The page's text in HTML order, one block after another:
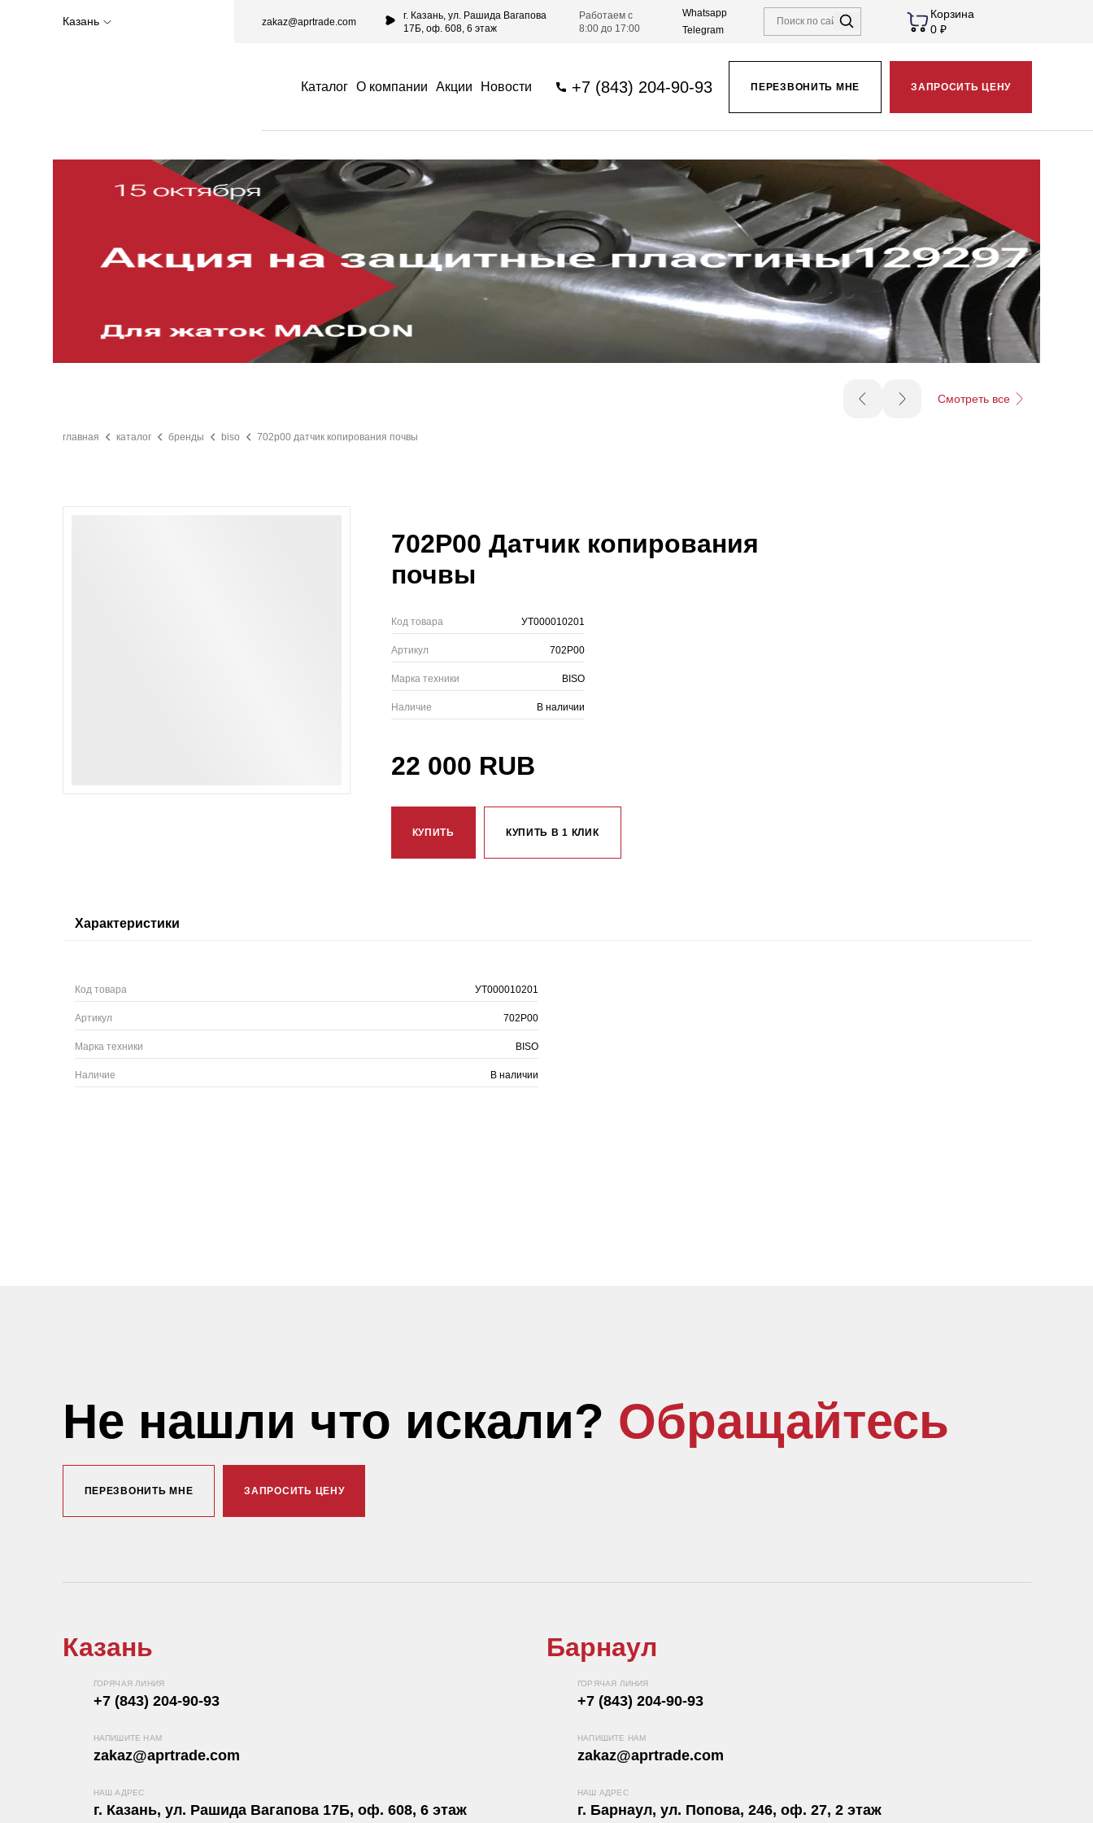
Казань zakaz@aprtrade.com
г. Казань, ул. Рашида Вагапова
17Б, оф. 608, 6 этаж
Работаем с
8:00 до 17:00
Whatsapp
Telegram
Корзина
0 ₽
Каталог О компании Акции Новости +7 (843) 204-90-93 ПЕРЕЗВОНИТЬ МНЕ ЗАПРОСИТЬ ЦЕНУ
Смотреть все
главная каталог бренды biso 702p00 датчик копирования почвы
702P00 Датчик копирования
почвы
Код товара УТ000010201
Артикул 702P00
Марка техники BISO
Наличие В наличии
22 000 RUB
КУПИТЬ КУПИТЬ В 1 КЛИК
Характеристики
Код товара УТ000010201
Артикул 702P00
Марка техники BISO
Наличие В наличии
Не нашли что искали? Обращайтесь
ПЕРЕЗВОНИТЬ МНЕ ЗАПРОСИТЬ ЦЕНУ
Казань
ГОРЯЧАЯ ЛИНИЯ
+7 (843) 204-90-93
НАПИШИТЕ НАМ
zakaz@aprtrade.com
НАШ АДРЕС
г. Казань, ул. Рашида Вагапова 17Б, оф. 608, 6 этаж
Барнаул
ГОРЯЧАЯ ЛИНИЯ
+7 (843) 204-90-93
НАПИШИТЕ НАМ
zakaz@aprtrade.com
НАШ АДРЕС
г. Барнаул, ул. Попова, 246, оф. 27, 2 этаж